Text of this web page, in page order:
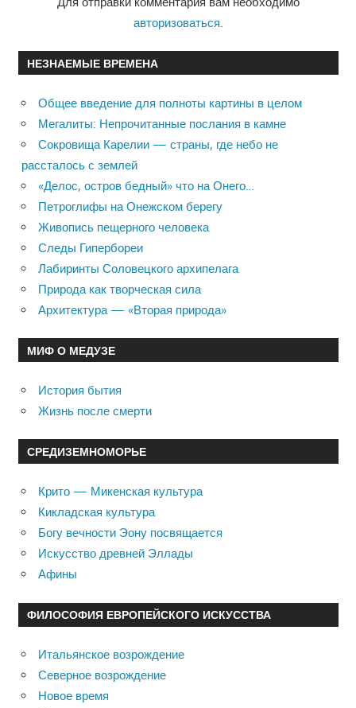
авторизоваться
НЕЗНАЕМЫЕ ВРЕМЕНА
Общее введение для полноты картины в целом
Мегалиты: Непрочитанные послания в камне
Сокровища Карелии — страны, где небо не
рассталось с землей
«Делос, остров бедный» что на Онего…
Петроглифы на Онежском берегу
Живопись пещерного человека
Следы Гипербореи
Лабиринты Соловецкого архипелага
Природа как творческая сила
Архитектура — «Вторая природа»
МИФ О МЕДУЗЕ
История бытия
Жизнь после смерти
СРЕДИЗЕМНОМОРЬЕ
Крито — Микенская культура
Кикладская культура
Богу вечности Эону посвящается
Искусство древней Эллады
Афины
ФИЛОСОФИЯ ЕВРОПЕЙСКОГО ИСКУССТВА
Итальянское возрождение
Северное возрождение
Новое время